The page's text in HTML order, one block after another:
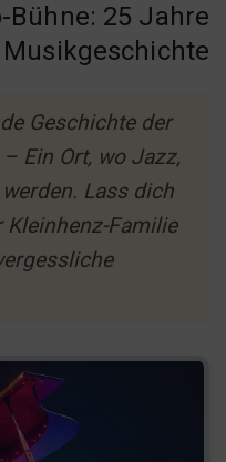
Bühne: 25 Jahre
Musikgeschichte
Geschichte der
Ein Ort, wo Jazz,
Lass dich
Kleinhenz-Familie